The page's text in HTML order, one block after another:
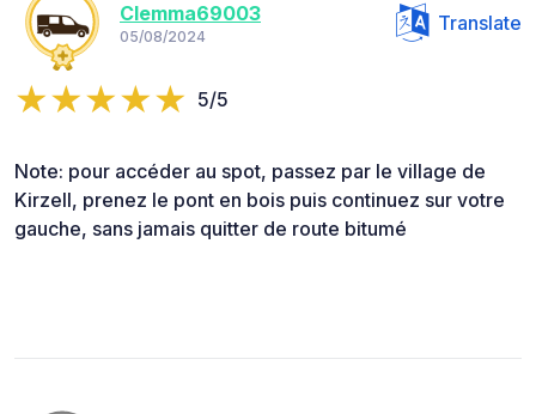
Clemma69003
05/08/2024
Translate
5/5
Note: pour accéder au spot, passez par le village de
Kirzell, prenez le pont en bois puis continuez sur votre
gauche, sans jamais quitter de route bitumé